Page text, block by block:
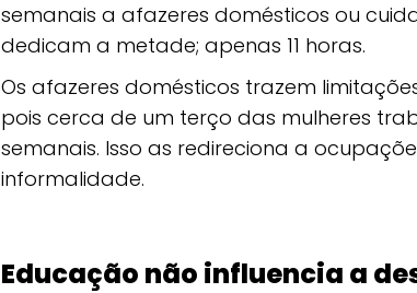
semanais a afazeres domésticos ou
dedicam a metade; apenas 11 horas.
Os afazeres domésticos trazem
pois cerca de um terço das mulheres
semanais. Isso as redireciona a
informalidade.
Educação não influencia a